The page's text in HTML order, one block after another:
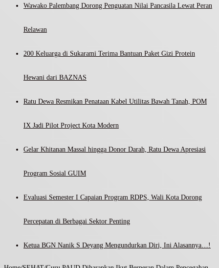
Wawako Palembang Dorong Penguatan Nilai Pancasila Lewat Peran
Relawan
200 Keluarga di Sukarami Terima Bantuan Paket Gizi Protein
Hewani dari BAZNAS
Ratu Dewa Resmikan Penataan Kabel Utilitas Bawah Tanah, POM
IX Jadi Pilot Project Kota Modern
Gelar Khitanan Massal hingga Donor Darah, Ratu Dewa Apresiasi
Program Sosial GUIM
Evaluasi Semester I Capaian Program RDPS, Wali Kota Dorong
Percepatan di Berbagai Sektor Penting
Ketua BGN Nanik S Deyang Mengundurkan Diri, Ini Alasannya…!